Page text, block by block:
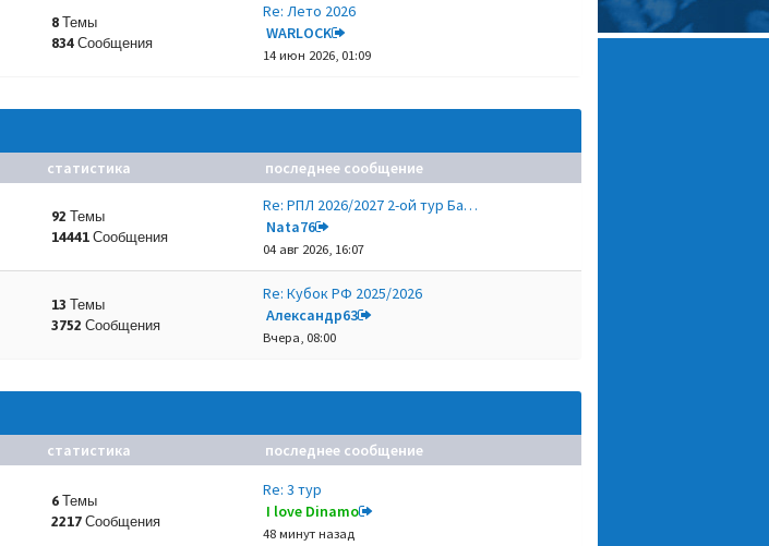
8 Темы
834 Сообщения
Re: Лето 2026
WARLOCK
14 июн 2026, 01:09
статистика последнее сообщение
92 Темы
14441 Сообщения
Re: РПЛ 2026/2027 2-ой тур Ба…
Nata76
04 авг 2026, 16:07
13 Темы
3752 Сообщения
Re: Кубок РФ 2025/2026
Александр63
Вчера, 08:00
статистика последнее сообщение
6 Темы
2217 Сообщения
Re: 3 тур
I love Dinamo
48 минут назад